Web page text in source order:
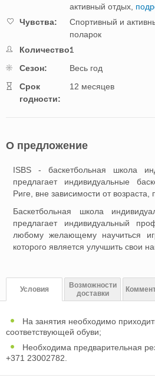
активный отдых,
Чувства:
Спортивный и
поларок
Количество:1
Cезон:
Весь год
Cрок
годности:
12 месяцев
О предложение
ISBS - баскетбольная школа
предлагает индивидуальные
Риге, вне зависимости от
Баскетбольная школа
предлагает индивидуальный
любому желающему научиться
которого является улучшить свои
Условия
Возможности
доставки
На занятия необходимо
соответствующей обуви;
Необходима предварительная
+371 23002782.